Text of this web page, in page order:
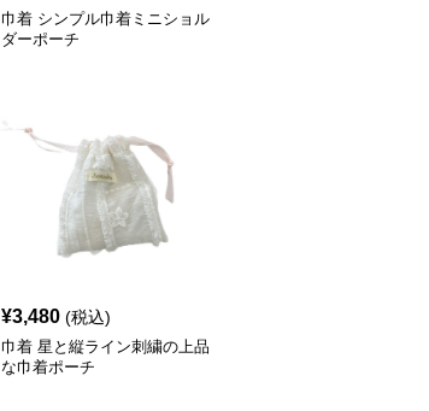
巾着 シンプル巾着ミニショル
ダーポーチ
¥3,480 (税込)
巾着 星と縦ライン刺繍の上品
な巾着ポーチ